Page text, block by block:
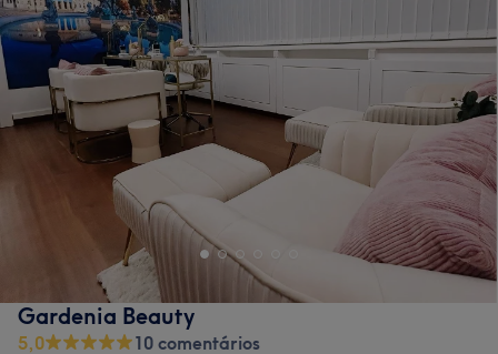
Gardenia Beauty
5,0
10 comentários